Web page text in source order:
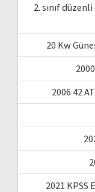
2. sınıf
20 Kw
2006 42
2021 KPSS